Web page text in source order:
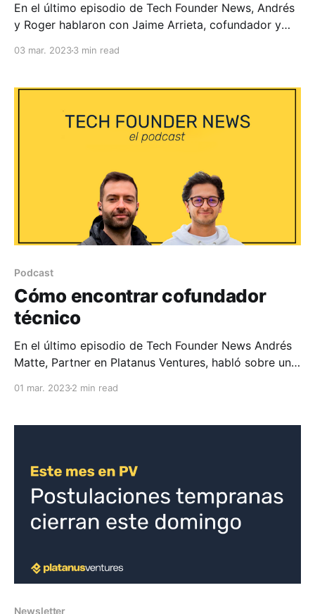
En el último episodio de Tech Founder News, Andrés
y Roger hablaron con Jaime Arrieta, cofundador y
para una startup. Levantó una Serie A
03 mar. 20233 min read
Podcast
Cómo encontrar cofundador
técnico
En el último episodio de Tech Founder News Andrés
Matte, Partner en Platanus Ventures, habló sobre una
01 mar. 20232 min read
Newsletter